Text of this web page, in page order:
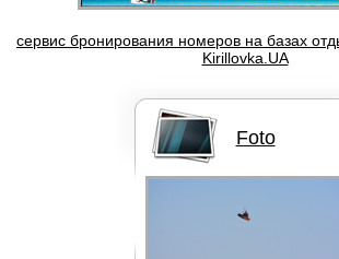
Кайты
Кайты
сервис бронирования номеров на базах
Kirillovka.UA
Foto